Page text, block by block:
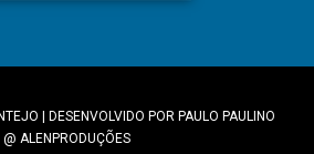
| DESENVOLVIDO POR PAULO PAULINO
@ ALENPRODUÇÕES